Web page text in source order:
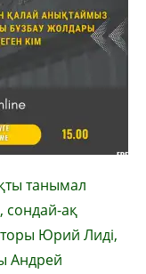
танымал
сондай-ақ
Юрий Лиді,
Андрей